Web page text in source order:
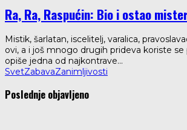
Ra, Ra, Raspućin: Bio i ostao
Mistik, šarlatan, iscelitelj, varalica,
ovi, a i još mnogo drugih prideva koriste se
opiše jedna od najkontrave...
SvetZabavaZanimljivosti
Poslednje objavljeno